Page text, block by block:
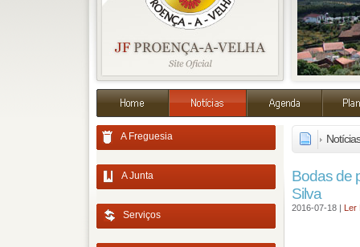
A Freguesia
A Junta
Serviços
Notícias
Bodas de
Silva
2016-07-18 | Ler